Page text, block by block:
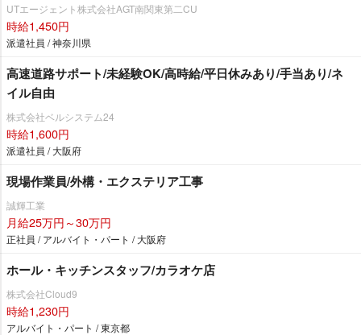
UTエージェント株式会社AGT南関東第二CU
時給1,450円
派遣社員 / 神奈川県
高速道路サポート/未経験OK/高時給/平日休みあり/手当あり/ネ
イル自由
株式会社ベルシステム24
時給1,600円
派遣社員 / 大阪府
現場作業員/外構・エクステリア工事
誠輝工業
月給25万円～30万円
正社員 / アルバイト・パート / 大阪府
ホール・キッチンスタッフ/カラオケ店
株式会社Cloud9
時給1,230円
アルバイト・パート / 東京都